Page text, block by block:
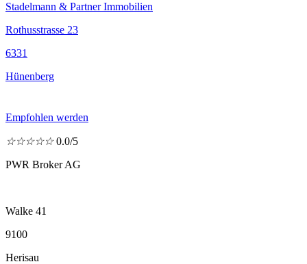
Stadelmann & Partner Immobilien
Rothusstrasse 23
6331
Hünenberg
Empfohlen werden
☆☆☆☆☆ 0.0/5
PWR Broker AG
Walke 41
9100
Herisau